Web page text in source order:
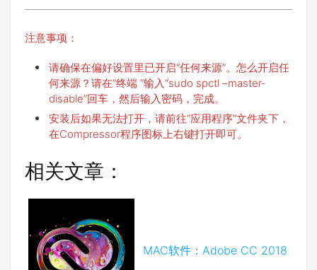
注意事项：
请确保在偏好设置里已开启“任何来源”。怎么开启任
何来源？请在“终端 ”输入“sudo spctl –master-
disable”回车，然后输入密码，完成。
安装后如果无法打开，请前往“应用程序”文件夹下，
在Compressor程序图标上右键打开即可。
相关文章：
MAC软件：Adobe CC 2018